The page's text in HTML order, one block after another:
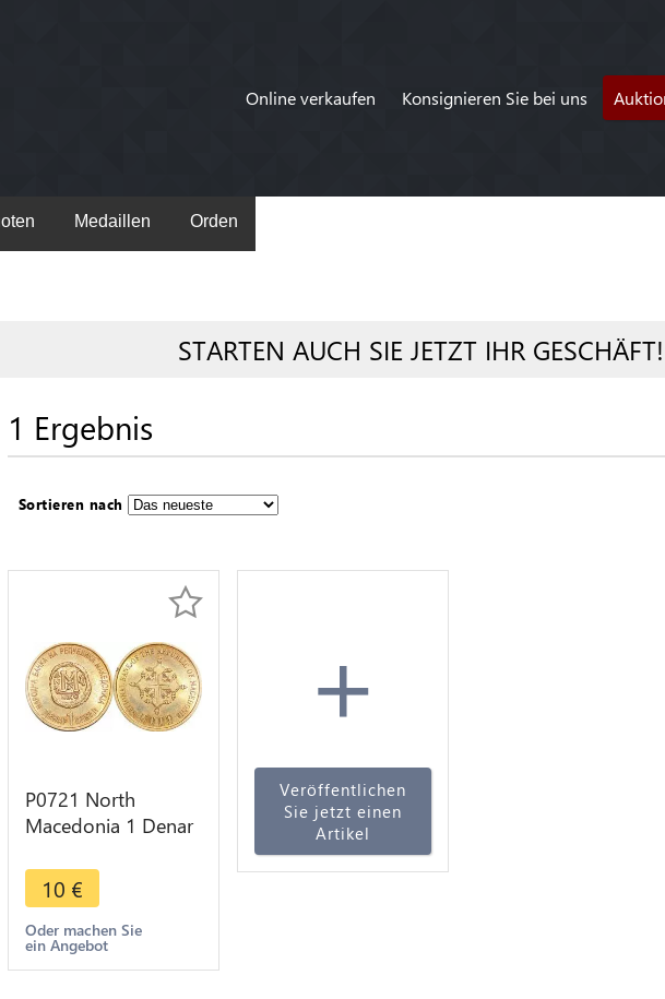
Online verkaufen Konsignieren Sie bei uns
Medaillen Orden
STARTEN AUCH SIE JETZT IHR GESCHÄFT!
1 Ergebnis
Sortieren nach
P0721 North
Macedonia 1 Denar
Christianity UNC -
>Make offer
10 €
Oder machen Sie
ein Angebot
+
Veröffentlichen
Sie jetzt einen
Artikel